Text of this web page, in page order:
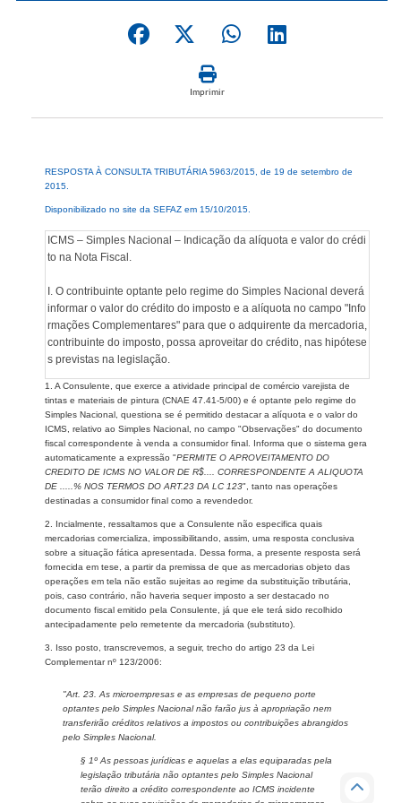
Imprimir
RESPOSTA À CONSULTA TRIBUTÁRIA 5963/2015, de 19 de setembro de
2015.
Disponibilizado no site da SEFAZ em 15/10/2015.
ICMS – Simples Nacional – Indicação da alíquota e valor do crédi
to na Nota Fiscal.
I. O contribuinte optante pelo regime do Simples Nacional deverá
informar o valor do crédito do imposto e a alíquota no campo "Info
rmações Complementares" para que o adquirente da mercadoria,
contribuinte do imposto, possa aproveitar do crédito, nas hipótese
s previstas na legislação.
1. A Consulente, que exerce a atividade principal de comércio varejista de
tintas e materiais de pintura (CNAE 47.41-5/00) e é optante pelo regime do
Simples Nacional, questiona se é permitido destacar a alíquota e o valor do
ICMS, relativo ao Simples Nacional, no campo "Observações" do documento
fiscal correspondente à venda a consumidor final. Informa que o sistema gera
automaticamente a expressão "PERMITE O APROVEITAMENTO DO
CREDITO DE ICMS NO VALOR DE R$.... CORRESPONDENTE A ALIQUOTA
DE .....% NOS TERMOS DO ART.23 DA LC 123", tanto nas operações
destinadas a consumidor final como a revendedor.
2. Incialmente, ressaltamos que a Consulente não especifica quais
mercadorias comercializa, impossibilitando, assim, uma resposta conclusiva
sobre a situação fática apresentada. Dessa forma, a presente resposta será
fornecida em tese, a partir da premissa de que as mercadorias objeto das
operações em tela não estão sujeitas ao regime da substituição tributária,
pois, caso contrário, não haveria sequer imposto a ser destacado no
documento fiscal emitido pela Consulente, já que ele terá sido recolhido
antecipadamente pelo remetente da mercadoria (substituto).
3. Isso posto, transcrevemos, a seguir, trecho do artigo 23 da Lei
Complementar nº 123/2006:
"Art. 23. As microempresas e as empresas de pequeno porte
optantes pelo Simples Nacional não farão jus à apropriação nem
transferirão créditos relativos a impostos ou contribuições abrangidos
pelo Simples Nacional.
§ 1º As pessoas jurídicas e aquelas a elas equiparadas pela
legislação tributária não optantes pelo Simples Nacional
terão direito a crédito correspondente ao ICMS incidente